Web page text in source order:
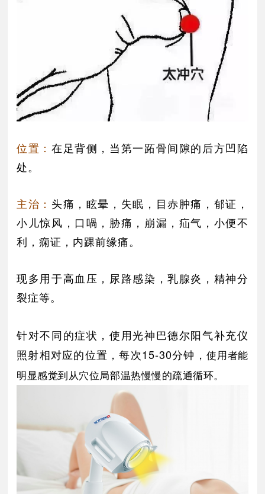
位置： 在足背侧，当第一跖骨间隙的后方凹陷
处。
主治： 头痛，眩晕，失眠，目赤肿痛，郁证，
小儿惊风，口喎，胁痛，崩漏，疝气，小便不
利，痫证，内踝前缘痛。
现多用于高血压，尿路感染，乳腺炎，精神分
裂症等。
针对不同的症状，使用光神巴德尔阳气补充仪
照射相对应的位置，每次15-30分钟， 使用者能
明显感觉到从穴位局部温热慢慢的疏通循环。